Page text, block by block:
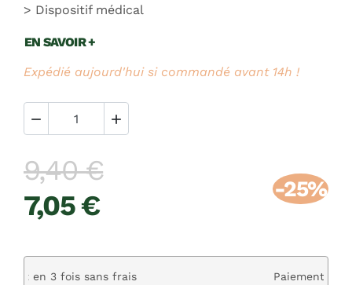
Dispositif médical
EN SAVOIR +
Expédié aujourd'hui si commandé avant 14h !
 
9,40 €
7,05 €
-25%
Paiement sécurisé